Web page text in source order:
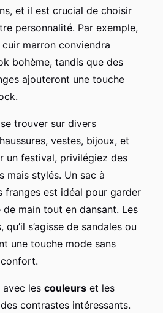
et il est crucial de choisir
personnalité. Par exemple,
marron conviendra
bohème, tandis que des
ajouteront une touche
trouver sur divers
vestes, bijoux, et
un festival, privilégiez des
mais stylés. Un sac à
franges est idéal pour garder
main tout en dansant. Les
s’agisse de sandales ou
une touche mode sans
avec les couleurs et les
contrastes intéressants.